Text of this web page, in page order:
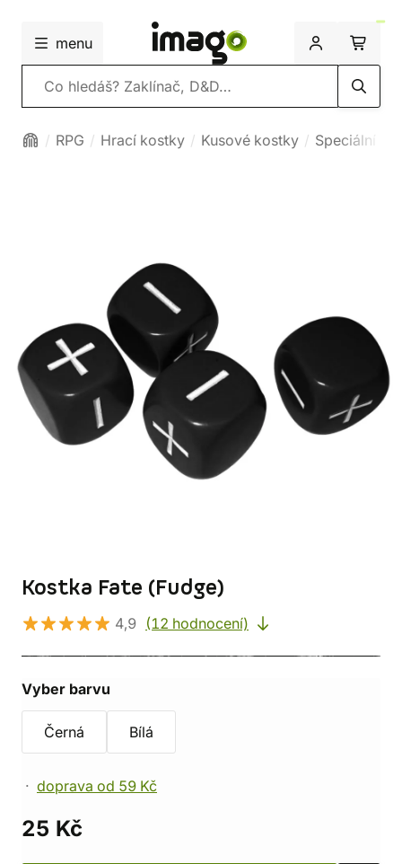
menu
Vyhledávání
RPG Hrací kostky Kusové kostky Speciální
Kostka Fate (Fudge)
4,9 (12 hodnocení)
Vyber barvu
Černá Bílá
doprava od 59 Kč
25 Kč